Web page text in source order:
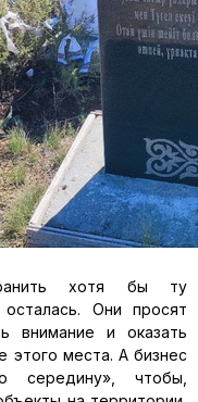
хотя бы ту
Они просят
внимание и оказать
этого места. А бизнес
середину», чтобы,